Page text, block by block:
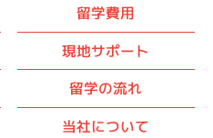
留学費用
現地サポート
留学の流れ
当社について